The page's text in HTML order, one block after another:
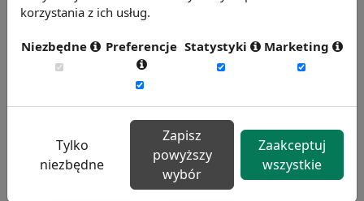
Badanie wskaźnikiHR 2026
personalnej, w tym absencję, fluktuację i
efektywność pracy.
korzystania z ich usług.
Niezbędne Preferencje Statystyki Marketing
Tylko
niezbędne
Zapisz
powyższy
wybór
Zaakceptuj
wszystkie